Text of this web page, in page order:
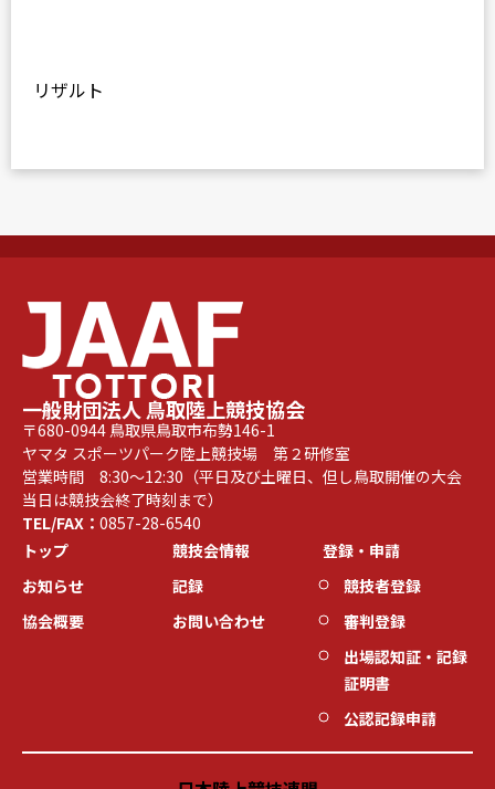
リザルト
一般財団法人 鳥取陸上競技協会
〒680-0944 鳥取県鳥取市布勢146-1
ヤマタ スポーツパーク陸上競技場 第２研修室
営業時間 8:30～12:30（平日及び土曜日、但し鳥取開催の大会
当日は競技会終了時刻まで）
TEL/FAX： 0857-28-6540
トップ
お知らせ
協会概要
競技会情報
記録
お問い合わせ
登録・申請
競技者登録
審判登録
出場認知証・記録
証明書
公認記録申請